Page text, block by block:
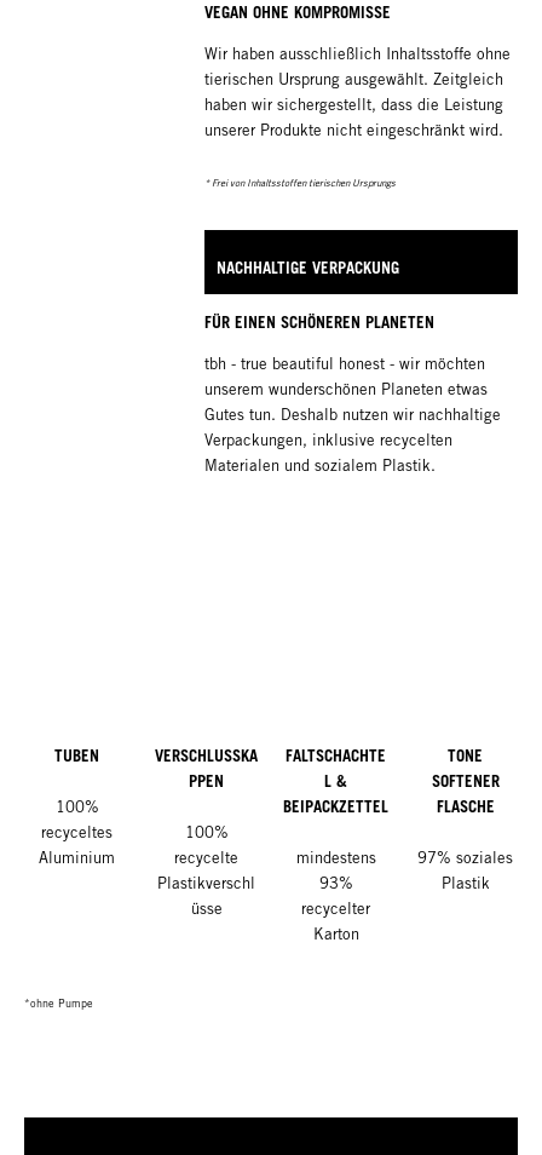
VEGAN OHNE KOMPROMISSE
Wir haben ausschließlich Inhaltsstoffe ohne
tierischen Ursprung ausgewählt. Zeitgleich
haben wir sichergestellt, dass die Leistung
unserer Produkte nicht eingeschränkt wird.
* Frei von Inhaltsstoffen tierischen Ursprungs
NACHHALTIGE VERPACKUNG
FÜR EINEN SCHÖNEREN PLANETEN
tbh - true beautiful honest - wir möchten
unserem wunderschönen Planeten etwas
Gutes tun. Deshalb nutzen wir nachhaltige
Verpackungen, inklusive recycelten
Materialen und sozialem Plastik.
TUBEN
100%
recyceltes
Aluminium
VERSCHLUSSKA
PPEN
100%
recycelte
Plastikverschl
üsse
FALTSCHACHTE
L &
BEIPACKZETTEL
mindestens
93%
recycelter
Karton
TONE
SOFTENER
FLASCHE
97% soziales
Plastik
*ohne Pumpe